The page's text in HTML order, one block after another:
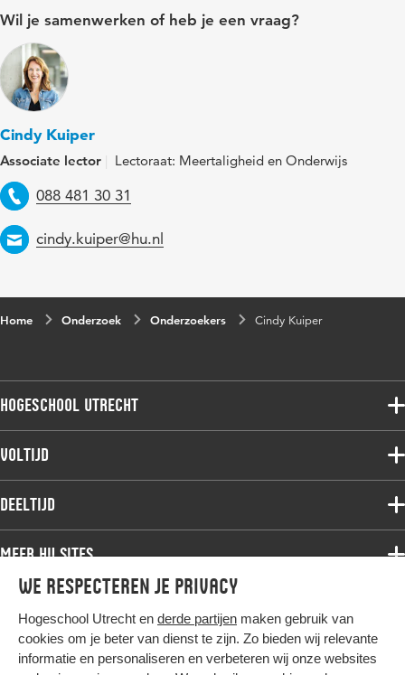
We respecteren je privacy
Hogeschool Utrecht en derde partijen maken gebruik van
cookies om je beter van dienst te zijn. Zo bieden wij relevante
informatie en personaliseren en verbeteren wij onze websites
Wil je samenwerken of heb je een vraag?
Cindy Kuiper
Associate lector Lectoraat: Meertaligheid en Onderwijs
Telefoon
088 481 30 31
Email
cindy.kuiper@hu.nl
Home Onderzoek Onderzoekers Cindy Kuiper
Hogeschool Utrecht
Voltijdopleidingen
Onderzoek
Werken bij de HU
Contact
Voltijd
Associate degree
Master
Studiekeuze voltijd
Deeltijd
Associate degree
Bachelor
Master
Post-master
Meer HU sites
HU International
HU Bibliotheek
HU Ontwikkelt
Hier komt alles samen